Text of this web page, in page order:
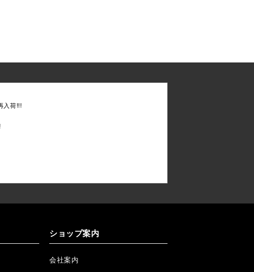
入荷!!!
ショップ案内
会社案内